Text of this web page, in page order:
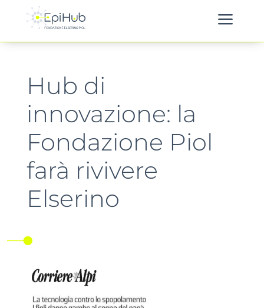
a
Hub di
innovazione: la
Fondazione Piol
farà rivivere
Elserino